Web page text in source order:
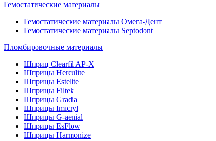
Гемостатические материалы
Гемостатические материалы Омега-Дент
Гемостатические материалы Septodont
Пломбировочные материалы
Шприц Clearfil AP-X
Шприцы Herculite
Шприцы Estelite
Шприцы Filtek
Шприцы Gradia
Шприцы Imicryl
Шприцы G-aenial
Шприцы EsFlow
Шприцы Harmonize